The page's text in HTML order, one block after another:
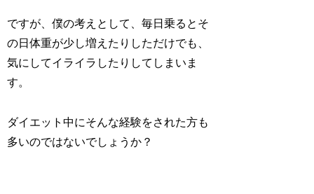
ですが、僕の考えとして、毎日乗るとそ
の日体重が少し増えたりしただけでも、
気にしてイライラしたりしてしまいま
す。
ダイエット中にそんな経験をされた方も
多いのではないでしょうか？